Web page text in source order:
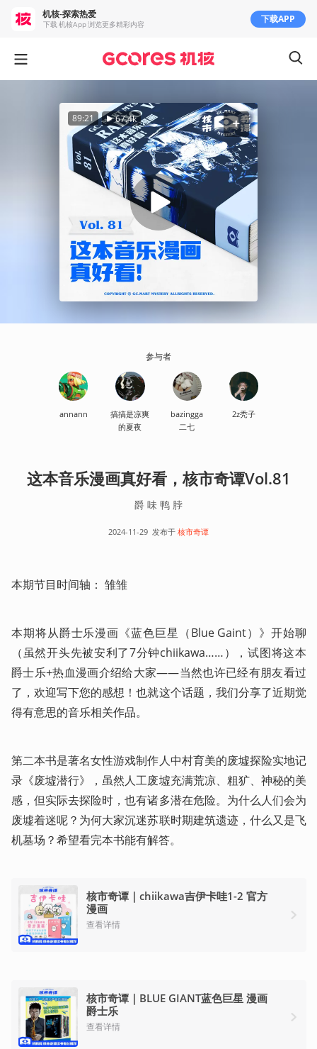
89:21 67.4k
参与者
annann
搞搞是凉爽
的夏夜
bazingga
二七
2z秃子
这本音乐漫画真好看，核市奇谭Vol.81
爵 味 鸭 脖
2024-11-29 发布于 核市奇谭
本期节目时间轴： 雏雏
本期将从爵士乐漫画《蓝色巨星（Blue Gaint）》开始聊
（虽然开头先被安利了7分钟chiikawa……），试图将这本
爵士乐+热血漫画介绍给大家——当然也许已经有朋友看过
了，欢迎写下您的感想！也就这个话题，我们分享了近期觉
得有意思的音乐相关作品。
第二本书是著名女性游戏制作人中村育美的废墟探险实地记
录《废墟潜行》，虽然人工废墟充满荒凉、粗犷、神秘的美
感，但实际去探险时，也有诸多潜在危险。为什么人们会为
废墟着迷呢？为何大家沉迷苏联时期建筑遗迹，什么又是飞
机墓场？希望看完本书能有解答。
核市奇谭｜chiikawa吉伊卡哇1-2 官方
漫画
查看详情
核市奇谭｜BLUE GIANT蓝色巨星 漫画
爵士乐
查看详情
机核-探索热爱
下载 机核App 浏览更多精彩内容 下载APP